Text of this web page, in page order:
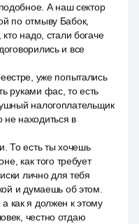
А наш сектор
по отмыву Бабок,
надо, стали богаче
и все
уже попытались
руками фас, то есть
налогоплательщик
находиться в
То есть ты хочешь
как того требует
лично для тебя
и думаешь об этом.
как я должен к этому
честно отдаю